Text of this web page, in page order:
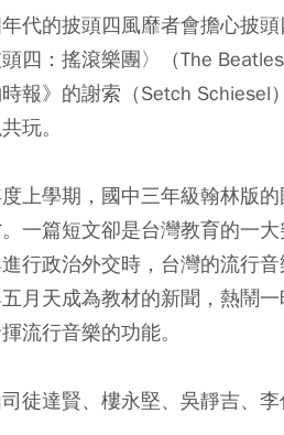
代的披頭四風靡者會擔心披
四：搖滾樂團〉（The
報》的謝索（Setch
玩。
上學期，國中三年級翰林版
。一篇短文卻是台灣教育的一
行政治外交時，台灣的流行
月天成為教材的新聞，熱鬧
流行音樂的功能。
司徒達賢、樓永堅、吳靜吉、